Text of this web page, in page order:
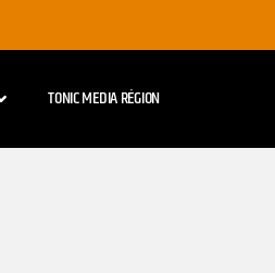
TONIC MEDIA RÉGION